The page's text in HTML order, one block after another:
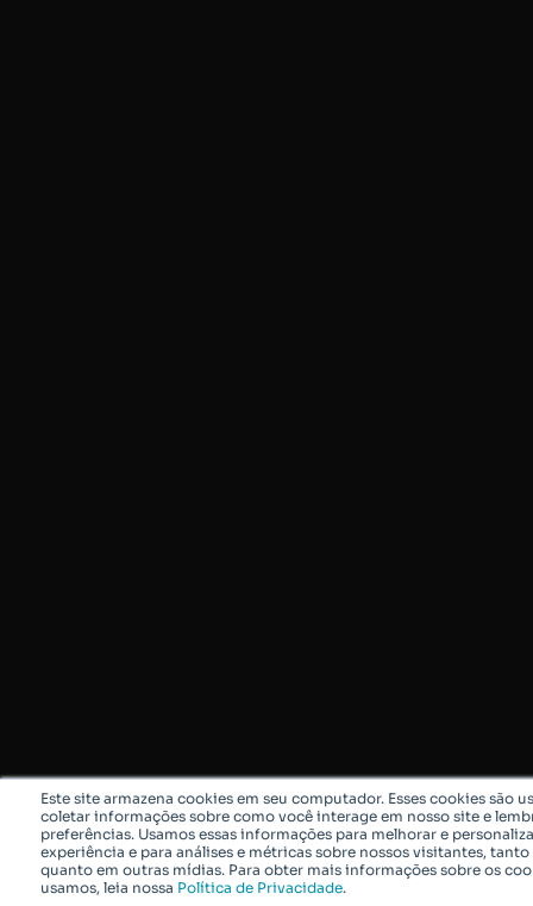
Este site armazena cookies em seu computador. Esses cookies são
coletar informações sobre como você interage em nosso site e
preferências. Usamos essas informações para melhorar e
experiência e para análises e métricas sobre nossos visitantes, tanto
quanto em outras mídias. Para obter mais informações sobre os
usamos, leia nossa Política de Privacidade.